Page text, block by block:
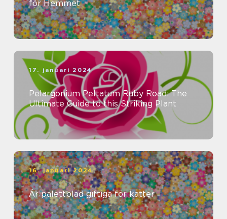
för Hemmet
17. januari 2024
Pelargonium Peltatum Ruby Road: The
Ultimate Guide to this Striking Plant
16. januari 2024
Är palettblad giftiga för katter